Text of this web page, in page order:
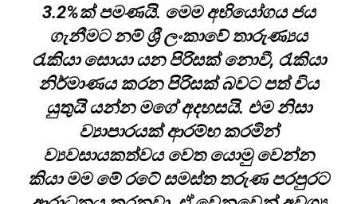
3.2%ක් පමණයි. මෙම අභියෝගය ජය
ගැනීමට නම් ශ්‍රී ලංකාවේ තාරුණ්‍යය
රැකියා සොයා යන පිරිසක් නොවී, රැකියා
නිර්මාණය කරන පිරිසක් බවට පත් විය
යුතුයි යන්න මගේ අදහසයි. එම නිසා
ව්‍යාපාරයක් ආරම්භ කරමින්
ව්‍යවසායකත්වය වෙත යොමු වෙන්න
කියා මම මේ රටේ සමස්ත තරුණ පරපුරට